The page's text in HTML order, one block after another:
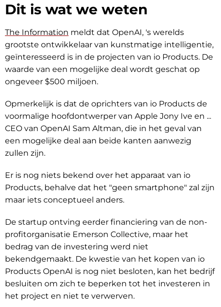
Dit is wat we weten
The Information meldt dat OpenAI, 's werelds
grootste ontwikkelaar van kunstmatige intelligentie,
geïnteresseerd is in de projecten van io Products. De
waarde van een mogelijke deal wordt geschat op
ongeveer $500 miljoen.
Opmerkelijk is dat de oprichters van io Products de
voormalige hoofdontwerper van Apple Jony Ive en ...
CEO van OpenAI Sam Altman, die in het geval van
een mogelijke deal aan beide kanten aanwezig
zullen zijn.
Er is nog niets bekend over het apparaat van io
Products, behalve dat het "geen smartphone" zal zijn
maar iets conceptueel anders.
De startup ontving eerder financiering van de non-
profitorganisatie Emerson Collective, maar het
bedrag van de investering werd niet
bekendgemaakt. De kwestie van het kopen van io
Products OpenAI is nog niet besloten, kan het bedrijf
besluiten om zich te beperken tot het investeren in
het project en niet te verwerven.